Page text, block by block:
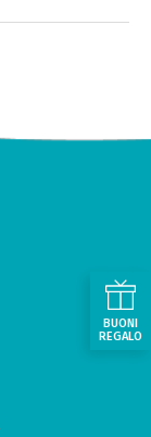
BUONI
REGALO